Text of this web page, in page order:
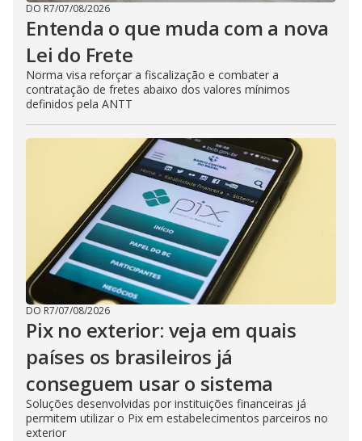
DO R7/07/08/2026
Entenda o que muda com a nova
Lei do Frete
Norma visa reforçar a fiscalização e combater a
contratação de fretes abaixo dos valores mínimos
definidos pela ANTT
DO R7/07/08/2026
Pix no exterior: veja em quais
países os brasileiros já
conseguem usar o sistema
Soluções desenvolvidas por instituições financeiras já
permitem utilizar o Pix em estabelecimentos parceiros no
exterior